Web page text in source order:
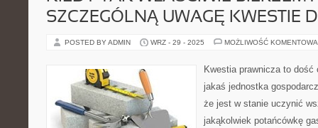
SZCZEGÓLNĄ UWAGĘ KWESTIE
POSTED BY ADMIN WRZ - 29 - 2025 MOŻLIWOŚĆ
Kwestia prawnicza to
jakaś jednostka
że jest w stanie uczynić
jakąkolwiek potańcówkę